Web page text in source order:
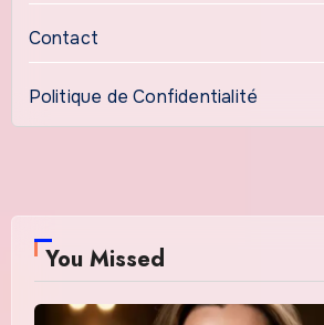
Contact
Politique de Confidentialité
You Missed